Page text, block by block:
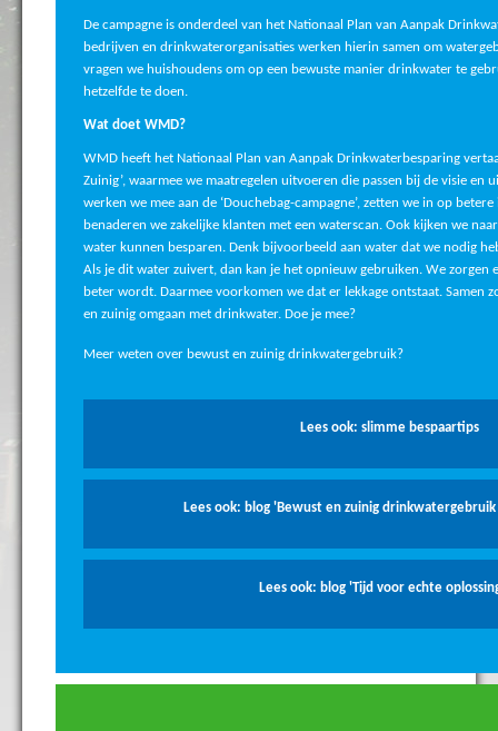
De campagne is onderdeel van het Nationaal Plan van Aanpak
bedrijven en drinkwaterorganisaties werken hierin samen om
vragen we huishoudens om op een bewuste manier drinkwater te
hetzelfde te doen.
Wat doet WMD?
WMD heeft het Nationaal Plan van Aanpak Drinkwaterbesparing
Zuinig’, waarmee we maatregelen uitvoeren die passen bij de visie en
werken we mee aan de ‘Douchebag-campagne’, zetten we in op
benaderen we zakelijke klanten met een waterscan. Ook kijken we
water kunnen besparen. Denk bijvoorbeeld aan water dat we nodig
Als je dit water zuivert, dan kan je het opnieuw gebruiken. We zorgen
beter wordt. Daarmee voorkomen we dat er lekkage ontstaat. Samen
en zuinig omgaan met drinkwater. Doe je mee?
Meer weten over bewust en zuinig drinkwatergebruik?
Lees ook: slimme bespaartips
Lees ook: blog 'Bewust en zuinig
Lees ook: blog 'Tijd voor echte